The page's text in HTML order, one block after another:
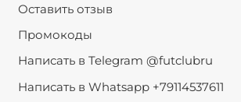
Оставить отзыв
Промокоды
Написать в Telegram @futclubru
Написать в Whatsapp +79114537611